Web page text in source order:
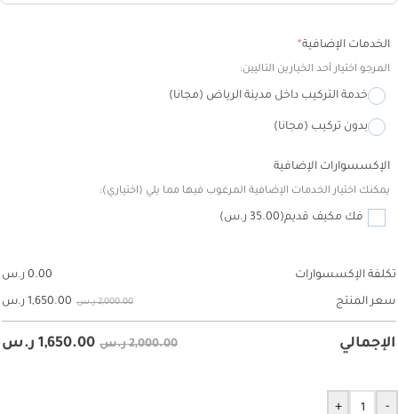
الخدمات الإضافية*
المرجو اختيار أحد الخيارين التاليين:
خدمة التركيب داخل مدينة الرياض (مجانا)
بدون تركيب (مجانا)
الإكسسوارات الإضافية
يمكنك اختيار الخدمات الإضافية المرغوب فيها مما يلي (اختياري):
فك مكيف قديم(35.00 ر.س)
تكلفة الإكسسوارات 0.00 ر.س
سعر المنتج 2,000.00 ر.س 1,650.00 ر.س
الإجمالي 2,000.00 ر.س 1,650.00 ر.س
-
+